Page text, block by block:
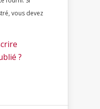
vous devez
?